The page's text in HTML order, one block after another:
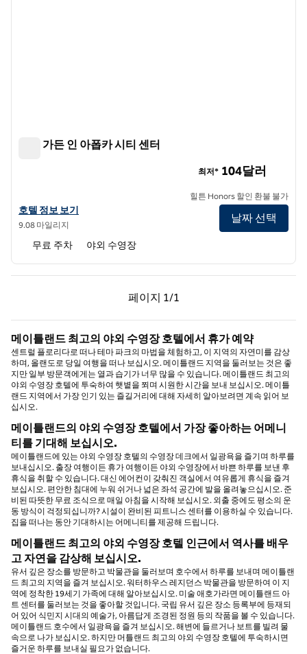
힐튼 가든 인 아폽카 시티 센터
힐튼 가든 인 아폽카 시티 센터의 호텔 정보 보기
호텔 정보 보기
9.08 마일리지
최저* 104달러
힐튼 Honors 할인 환불 불가
날짜 선택
무료 주차 야외 수영장
페이지 1/1
이전 페이지, 1/1
페이지 1/1
메이틀랜드 최고의 야외 수영장 호텔에서 휴가 예약
센트럴 플로리다로 떠나 테마 파크의 마법을 체험하고, 이 지역의 자연미를 감상
하며, 올랜도로 당일 여행을 떠나 보십시오. 메이틀랜드 지역을 둘러보는 것은 좋
지만 일부 방문객에게는 열과 습기가 너무 많을 수 있습니다. 메이틀랜드 최고의
야외 수영장 호텔에 투숙하여 햇볕을 쬐며 시원한 시간을 보내 보십시오. 메이틀
랜드 지역에서 가장 인기 있는 즐길거리에 대해 자세히 알아보려면 계속 읽어 보
십시오.
메이틀랜드의 야외 수영장 호텔에서 가장 좋아하는 어메니
티를 기대해 보십시오.
메이틀랜드에 있는 야외 수영장 호텔의 수영장 데크에서 일광욕을 즐기며 하루를
보내십시오. 출장 여행이든 휴가 여행이든 야외 수영장에서 바쁜 하루를 보낸 후
휴식을 취할 수 있습니다. 대신 에어컨이 갖춰진 객실에서 여유롭게 휴식을 즐겨
보십시오. 편안한 침대에 누워 쉬거나 넓은 좌석 공간에 발을 올려놓으십시오. 준
비된 따뜻한 무료 조식으로 매일 아침을 시작해 보십시오. 외출 중에도 평소의 운
동 방식이 걱정되십니까? 시설이 완비된 피트니스 센터를 이용하실 수 있습니다.
집을 떠나는 동안 기대하시는 어메니티를 제공해 드립니다.
메이틀랜드 최고의 야외 수영장 호텔 인근에서 역사를 배우
고 자연을 감상해 보십시오.
유서 깊은 장소를 방문하고 박물관을 둘러보며 호수에서 하루를 보내며 메이틀랜
드 최고의 지역을 즐겨 보십시오. 워터하우스 레지던스 박물관을 방문하여 이 지
역에 정착한 19세기 가족에 대해 알아보십시오. 미술 애호가라면 메이틀랜드 아
트 센터를 둘러보는 것을 좋아할 것입니다. 국립 유서 깊은 장소 등록부에 등재되
어 있어 식민지 시대의 예술가, 아름답게 조경된 정원 등의 작품을 볼 수 있습니다.
메이틀랜드 호수에서 일광욕을 즐겨 보십시오. 해변에 들르거나 보트를 빌려 물
속으로 나가 보십시오. 하지만 머틀랜드 최고의 야외 수영장 호텔에 투숙하시면
즐거운 하루를 보내실 필요가 없습니다.